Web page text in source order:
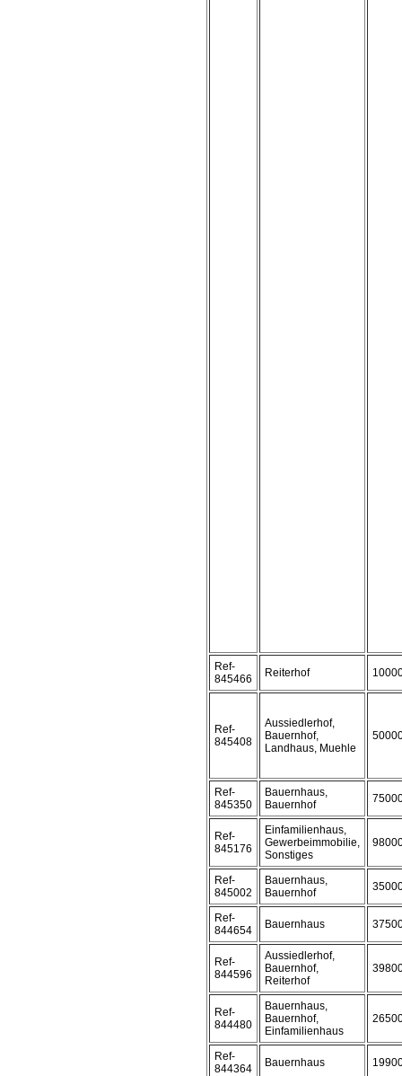
Ref-
845466
Reiterhof
Ref-
845408
Aussiedlerhof,
Bauernhof,
Landhaus, Muehle
Ref-
845350
Bauernhaus,
Bauernhof
Ref-
845176
Einfamilienhaus,
Gewerbeimmobilie,
Sonstiges
Ref-
845002
Bauernhaus,
Bauernhof
Ref-
844654
Bauernhaus
Ref-
844596
Aussiedlerhof,
Bauernhof,
Reiterhof
Ref-
844480
Bauernhaus,
Bauernhof,
Einfamilienhaus
Ref-
844364
Bauernhaus